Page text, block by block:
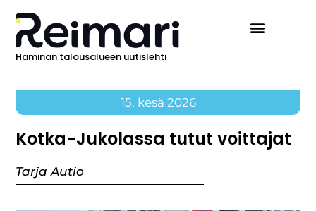
Haminan talousalueen uutislehti
15. kesä 2026
Kotka-Jukolassa tutut voittajat
Tarja Autio